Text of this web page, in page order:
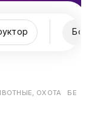
ОХОТА